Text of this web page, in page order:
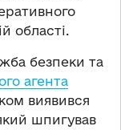
області.
безпеки та
агента
виявився
шпигував